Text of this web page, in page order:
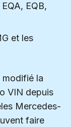
EQB,
et les
modifié la
VIN depuis
Mercedes-
faire